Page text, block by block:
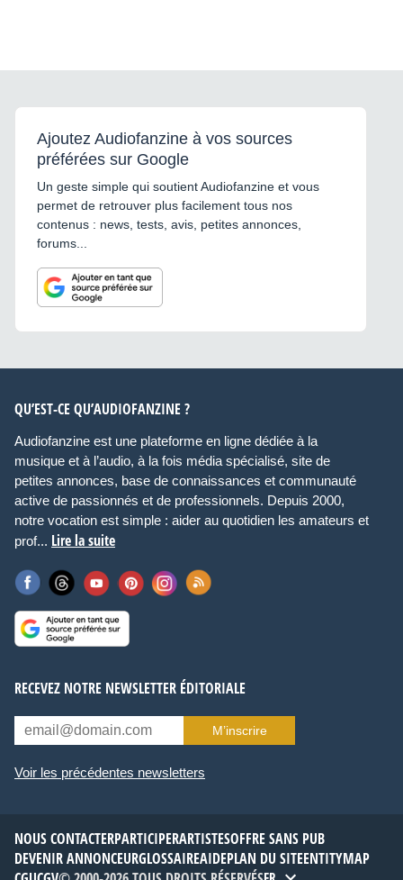
Ajoutez Audiofanzine à vos sources
préférées sur Google
Un geste simple qui soutient Audiofanzine et vous
permet de retrouver plus facilement tous nos
contenus : news, tests, avis, petites annonces,
forums...
QU’EST-CE QU’AUDIOFANZINE ?
Audiofanzine est une plateforme en ligne dédiée à la
musique et à l’audio, à la fois média spécialisé, site de
petites annonces, base de connaissances et communauté
active de passionnés et de professionnels. Depuis 2000,
notre vocation est simple : aider au quotidien les amateurs et
prof... Lire la suite
RECEVEZ NOTRE NEWSLETTER ÉDITORIALE
M’inscrire
Voir les précédentes newsletters
NOUS CONTACTERPARTICIPERARTISTESOFFRE SANS PUB
DEVENIR ANNONCEURGLOSSAIREAIDEPLAN DU SITEENTITYMAP